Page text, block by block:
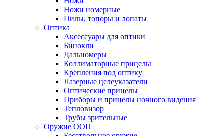
Ножи номерные
Пилы, топоры и лопаты
Оптика
Аксессуары для оптики
Бинокли
Дальномеры
Коллиматорные прицелы
Крепления под оптику
Лазерные целеуказатели
Оптические прицелы
Приборы и прицелы ночного видения
Тепловизор
Трубы зрительные
Оружие ООП